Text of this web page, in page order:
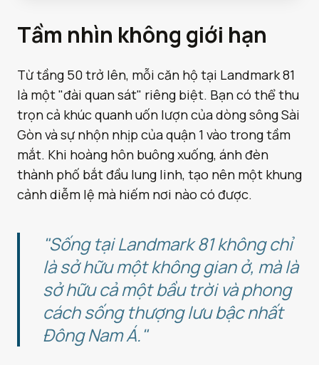
Tầm nhìn không giới hạn
Từ tầng 50 trở lên, mỗi căn hộ tại Landmark 81
là một "đài quan sát" riêng biệt. Bạn có thể thu
trọn cả khúc quanh uốn lượn của dòng sông Sài
Gòn và sự nhộn nhịp của quận 1 vào trong tầm
mắt. Khi hoàng hôn buông xuống, ánh đèn
thành phố bắt đầu lung linh, tạo nên một khung
cảnh diễm lệ mà hiếm nơi nào có được.
"Sống tại Landmark 81 không chỉ
là sở hữu một không gian ở, mà là
sở hữu cả một bầu trời và phong
cách sống thượng lưu bậc nhất
Đông Nam Á."